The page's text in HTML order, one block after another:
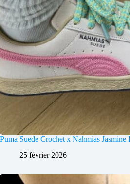
Puma Suede Crochet x Nahmias
25 février 2026